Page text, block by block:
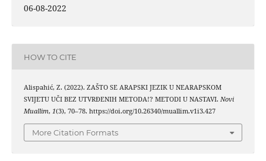
06-08-2022
HOW TO CITE
Alispahić, Z. (2022). ZAŠTO SE ARAPSKI JEZIK U NEARAPSKOM
SVIJETU UČI BEZ UTVRÐENIH METODA!? METODI U NASTAVI. Novi
Muallim, 1(3), 70–78. https://doi.org/10.26340/muallim.v1i3.427
More Citation Formats